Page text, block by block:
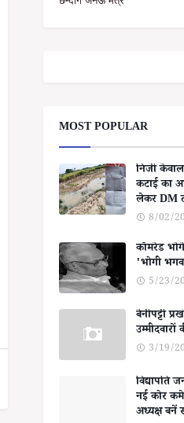
MOST POPULAR
निजी
कटाई का
लेकर DM
8/02/
कॉमरेड
'भोगी
5/23/
बेनीपट्टी
3/19/
विद्यापति
नई कोर
अध्यक्ष बनें